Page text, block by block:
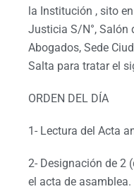
la Institución , sito
Justicia S/N°, Salón
Abogados, Sede
Salta para tratar el
ORDEN DEL DÍA
1- Lectura del Acta
2- Designación de 2
el acta de asamblea.